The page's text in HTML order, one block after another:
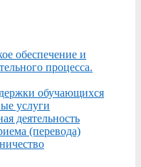
обеспечение и
процесса.
обучающихся
услуги
деятельность
(перевода)